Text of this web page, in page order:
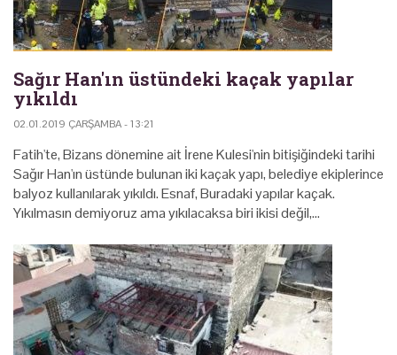
Sağır Han'ın üstündeki kaçak yapılar
yıkıldı
02.01.2019 ÇARŞAMBA - 13:21
Fatih'te, Bizans dönemine ait İrene Kulesi'nin bitişiğindeki tarihi
Sağır Han'ın üstünde bulunan iki kaçak yapı, belediye ekiplerince
balyoz kullanılarak yıkıldı. Esnaf, Buradaki yapılar kaçak.
Yıkılmasın demiyoruz ama yıkılacaksa biri ikisi değil,…